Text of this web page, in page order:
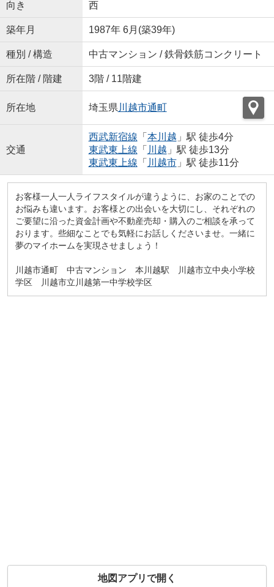
向き 西
築年月 1987年 6月(築39年)
種別 / 構造 中古マンション / 鉄骨鉄筋コンクリート
所在階 / 階建 3階 / 11階建
所在地 埼玉県 川越市通町
交通
西武新宿線 「 本川越 」駅 徒歩4分
東武東上線 「 川越 」駅 徒歩13分
東武東上線 「 川越市」駅 徒歩11分
お客様一人一人ライフスタイルが違うように、お家のことでの
お悩みも違います。お客様との出会いを大切にし、それぞれの
ご要望に沿った資金計画や不動産売却・購入のご相談を承って
おります。些細なことでも気軽にお話しくださいませ。一緒に
夢のマイホームを実現させましょう！
川越市通町 中古マンション 本川越駅 川越市立中央小学校
学区 川越市立川越第一中学校学区
地図アプリで開く